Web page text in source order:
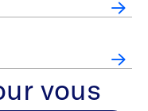
vous